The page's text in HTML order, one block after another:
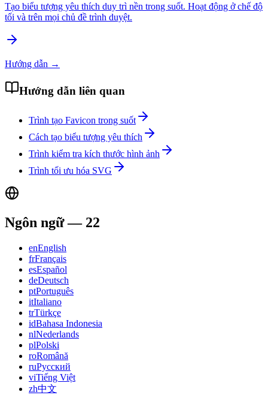
Tạo biểu tượng yêu thích duy trì nền trong suốt. Hoạt động ở chế độ
tối và trên mọi chủ đề trình duyệt.
Hướng dẫn →
Hướng dẫn liên quan
Trình tạo Favicon trong suốt
Cách tạo biểu tượng yêu thích
Trình kiểm tra kích thước hình ảnh
Trình tối ưu hóa SVG
Ngôn ngữ— 22
enEnglish
frFrançais
esEspañol
deDeutsch
ptPortuguês
itItaliano
trTürkçe
idBahasa Indonesia
nlNederlands
plPolski
roRomână
ruРусский
viTiếng Việt
zh中文